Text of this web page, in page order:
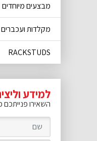
מבצעים מיוחדים
מקלדות ועכברים
RACKSTUDS
למידע
השאירו